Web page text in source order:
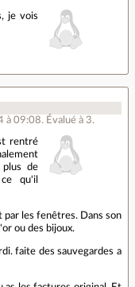
je vois
à 09:08. Évalué à 3.
rentré
plus de
qu'il
par les fenêtres. Dans son
ou des bijoux.
faite des sauvegardes a